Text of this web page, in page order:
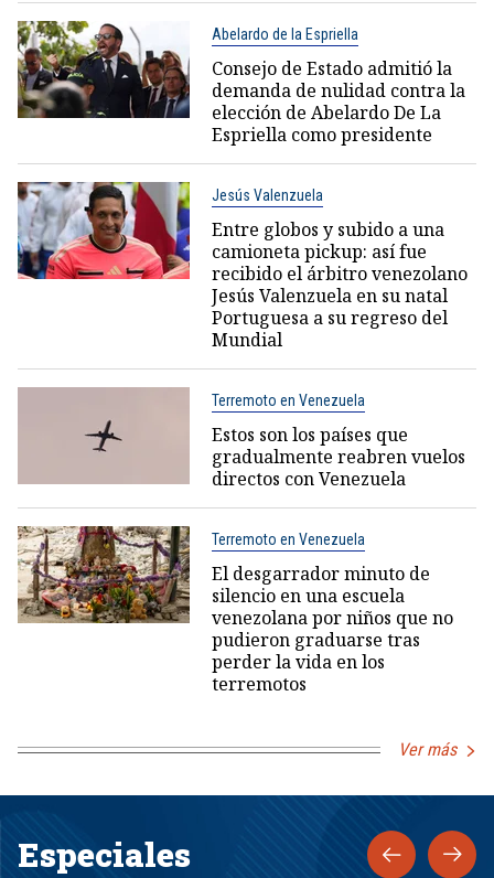
Abelardo de la Espriella
Consejo de Estado admitió la
demanda de nulidad contra la
elección de Abelardo De La
Espriella como presidente
Jesús Valenzuela
Entre globos y subido a una
camioneta pickup: así fue
recibido el árbitro venezolano
Jesús Valenzuela en su natal
Portuguesa a su regreso del
Mundial
Terremoto en Venezuela
Estos son los países que
gradualmente reabren vuelos
directos con Venezuela
Terremoto en Venezuela
El desgarrador minuto de
silencio en una escuela
venezolana por niños que no
pudieron graduarse tras
perder la vida en los
terremotos
Ver más
Especiales